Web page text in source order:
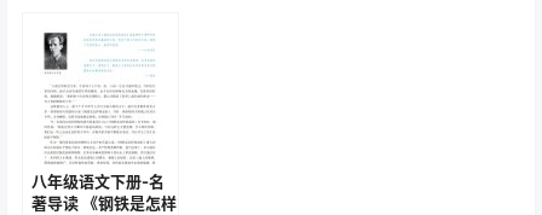
八年级语文下册-名
著导读 《钢铁是怎样